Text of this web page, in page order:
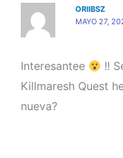
ORIIBSZ
MAYO 27,
Interesantee
!!
Killmaresh Quest
nueva?